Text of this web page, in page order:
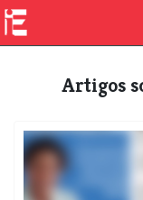
Artigos